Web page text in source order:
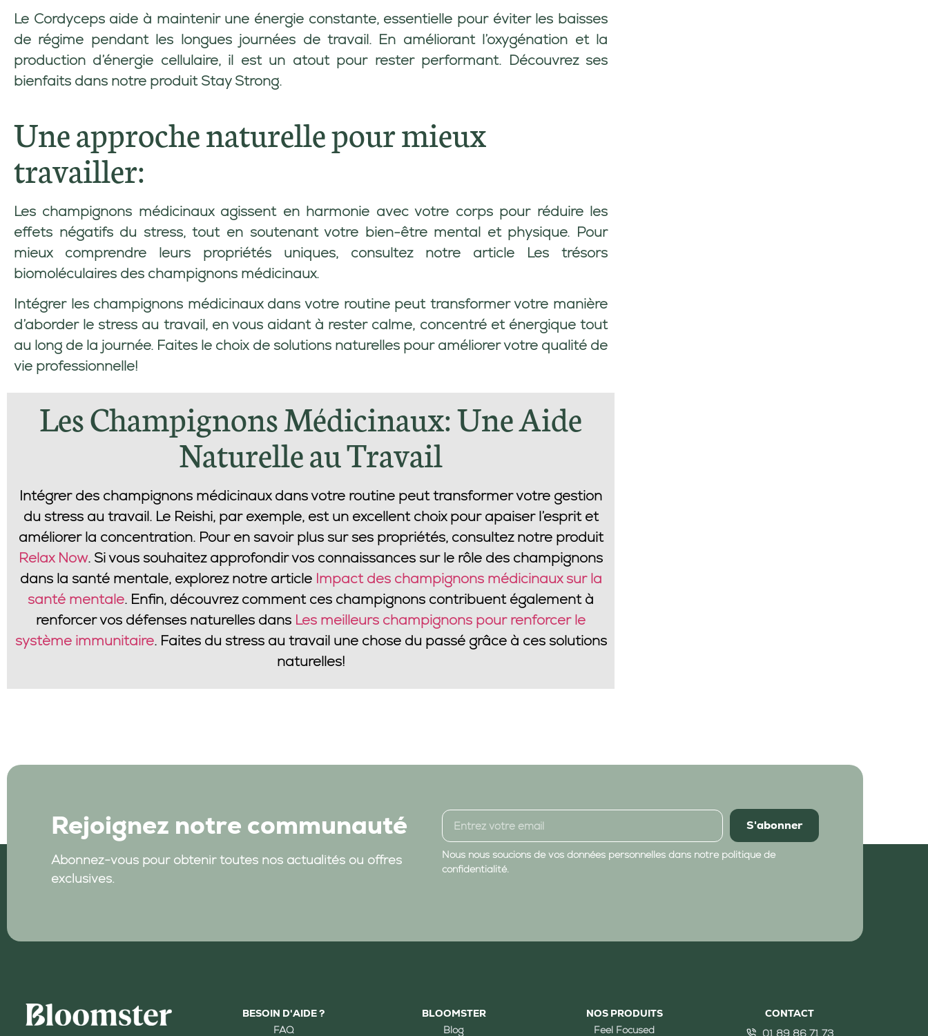
Le Cordycepsaide à maintenir une énergie constante, essentielle pour éviter les baisses
de régime pendant les longues journées de travail. En améliorant l’oxygénation et la
production d’énergie cellulaire, il est un atout pour rester performant. Découvrez ses
bienfaits dans notre produitStay Strong.
Une approche naturelle pour mieux
travailler:
Les champignons médicinaux agissent en harmonie avec votre corps pour réduire les
effets négatifs du stress, tout en soutenant votre bien-être mental et physique. Pour
mieux comprendre leurs propriétés uniques, consultez notre article Les trésors
biomoléculaires des champignons médicinaux.
Intégrer les champignons médicinaux dans votre routine peut transformer votre manière
d’aborder le stress au travail, en vous aidant à rester calme, concentré et énergique tout
au long de la journée. Faites le choix de solutions naturelles pour améliorer votre qualité de
vie professionnelle!
Les Champignons Médicinaux: Une Aide
Naturelle au Travail
Intégrer des champignons médicinaux dans votre routine peut transformer votre gestion
du stress au travail. Le Reishi, par exemple, est un excellent choix pour apaiser l’esprit et
améliorer la concentration. Pour en savoir plus sur ses propriétés, consultez notre produit
Relax Now. Si vous souhaitez approfondir vos connaissances sur le rôle des champignons
dans la santé mentale, explorez notre article Impact des champignons médicinaux sur la
santé mentale. Enfin, découvrez comment ces champignons contribuent également à
renforcer vos défenses naturelles dans Les meilleurs champignons pour renforcer le
système immunitaire. Faites du stress au travail une chose du passé grâce à ces solutions
naturelles!
Rejoignez notre communauté
Abonnez-vous pour obtenir toutes nos actualités ou offres
exclusives.
S'abonner
Nous nous soucions de vos données personnelles dans notre politique de
confidentialité.
BESOIN D'AIDE ?
FAQ
BLOOMSTER
Blog
NOS PRODUITS
Feel Focused
CONTACT
01 89 86 71 73